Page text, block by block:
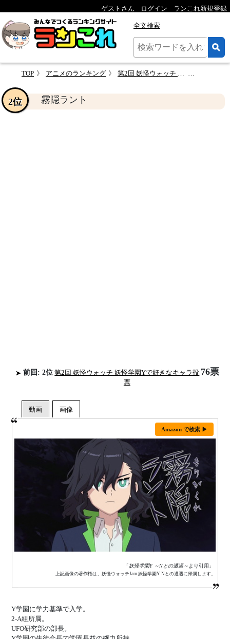
ゲストさん ログイン ランこれ新規登録
全文検索
TOP アニメのランキング 第2回 妖怪ウォッチ 妖怪学園Yで好きなキャラ投票
霧隠ラント
2位
前回: 2位 第2回 妖怪ウォッチ 妖怪学園Yで好きなキャラ投
票
76票
Amazon で検索 ▶
「妖怪学園Y ～Nとの遭遇～ より引用」
上記画像の著作権は、妖怪ウォッチJam 妖怪学園Y Nとの遭遇に帰属します。
Y学園に学力基準で入学。
2-A組所属。
UFO研究部の部長。